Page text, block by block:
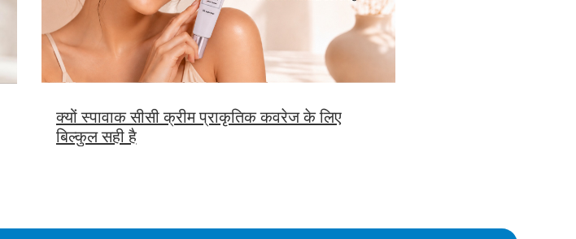
क्यों स्पावाक सीसी क्रीम प्राकृतिक कवरेज के लिए
बिल्कुल सही है